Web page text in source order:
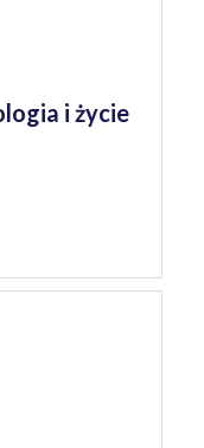
i życie